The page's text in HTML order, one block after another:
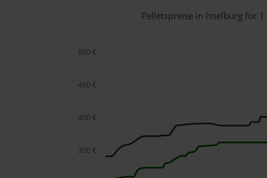
Pelletspreise in Isselburg für
350 €
400 €
450 €
500 €